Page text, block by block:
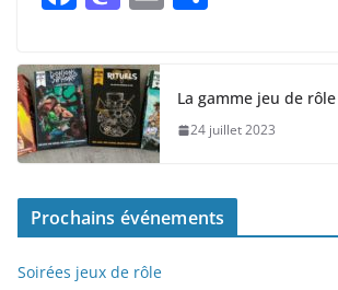
c
e
b
o
o
k
st
o
d
o
n
g
er
La gamme jeu de
24 juillet 2023
Prochains événements
Soirées jeux de rôle